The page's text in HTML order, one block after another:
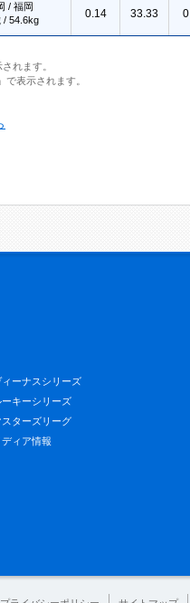
/ 福岡
/ 54.6kg
0.14
33.33
れます。
表示されます。
ィーナスシリーズ
ーキーシリーズ
スターズリーグ
ディア情報